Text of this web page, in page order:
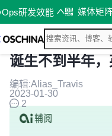
研发效能 媒体矩
诞生不到半年
编辑:Alias_Travis
2023-01-30
2